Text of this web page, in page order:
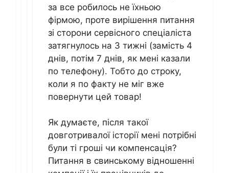
за все робилось не їхньою
фірмою, проте вирішення питання
зі сторони сервісного спеціаліста
затягнулось на 3 тижні (замість 4
днів, потім 7 днів, як мені казали
по телефону). Тобто до строку,
коли я по факту не міг вже
повернути цей товар!
Як думаєте, після такої
довготривалої історії мені потрібні
були ті гроші чи компенсація?
Питання в свинському відношенні